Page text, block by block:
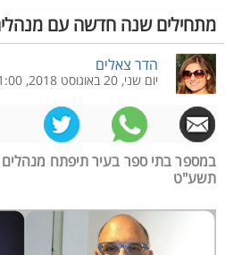
מתחילים שנה חדשה עם
הדר צאלים
יום שני, 20 באוגוסט 2018, 11:00
במספר בתי ספר בעיר תיפתח
תשע"ט